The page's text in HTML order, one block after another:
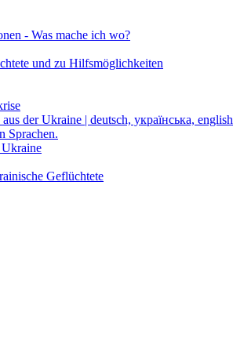
- Was mache ich wo?
und zu Hilfsmöglichkeiten
der Ukraine | deutsch, українська, english
Sprachen.
Geflüchtete